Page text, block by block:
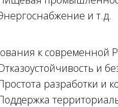
и т.д.
к современной
и
разработки и